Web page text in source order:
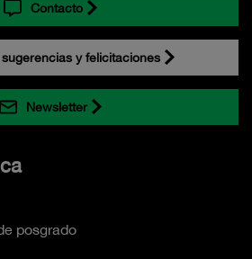
Contacto
y felicitaciones
Newsletter
posgrado